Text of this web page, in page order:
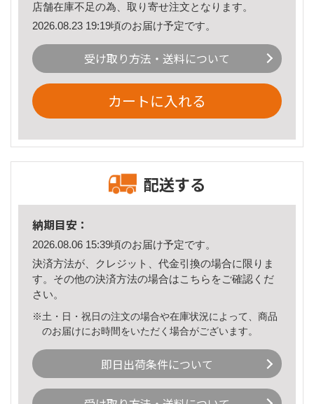
店舗在庫不足の為、取り寄せ注文となります。
2026.08.23 19:19頃のお届け予定です。
受け取り方法・送料について
カートに入れる
配送する
納期目安：
2026.08.06 15:39頃のお届け予定です。
決済方法が、クレジット、代金引換の場合に限りま
す。その他の決済方法の場合はこちら をご確認くだ
さい。
※土・日・祝日の注文の場合や在庫状況によって、商品
のお届けにお時間をいただく場合がございます。
即日出荷条件について